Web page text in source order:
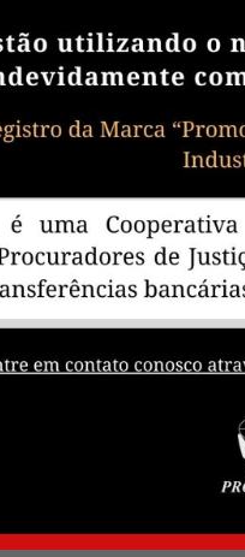
acesso por terceiro, e
ARMAZENADOS
técnicas e
ou difusão de
usando a
dos dados
por culpa exclusiva
seus dados a
com
lo ou se você violar
apenas com os